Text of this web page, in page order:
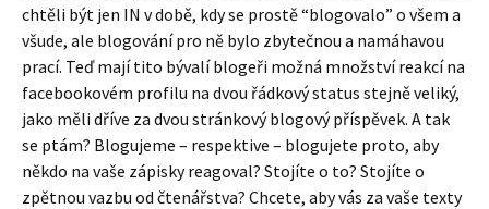
chtěli být jen IN v době, kdy se prostě “blogovalo” o všem a
všude, ale blogování pro ně bylo zbytečnou a namáhavou
prací. Teď mají tito bývalí blogeři možná množství reakcí na
facebookovém profilu na dvou řádkový status stejně veliký,
jako měli dříve za dvou stránkový blogový příspěvek. A tak
se ptám? Blogujeme – respektive – blogujete proto, aby
někdo na vaše zápisky reagoval? Stojíte o to? Stojíte o
zpětnou vazbu od čtenářstva? Chcete, aby vás za vaše texty